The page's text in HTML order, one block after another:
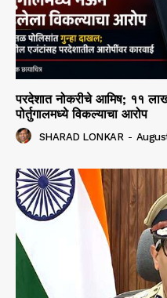
परदेशात नोकरीचे आमिष; ११
पोर्तुगालमध्ये विकल्याचा आरोप
SHARAD LONKAR -